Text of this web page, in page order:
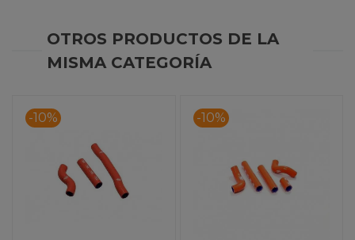
OTROS PRODUCTOS DE LA
MISMA CATEGORÍA
-10% -10%